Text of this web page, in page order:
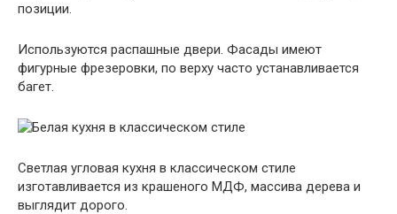
позиции.
Используются распашные двери. Фасады имеют
фигурные фрезеровки, по верху часто устанавливается
багет.
Светлая угловая кухня в классическом стиле
изготавливается из крашеного МДФ, массива дерева и
выглядит дорого.